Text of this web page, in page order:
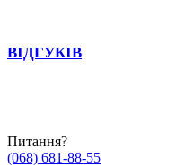
ВІДГУКІВ
Питання?
(068) 681-88-55